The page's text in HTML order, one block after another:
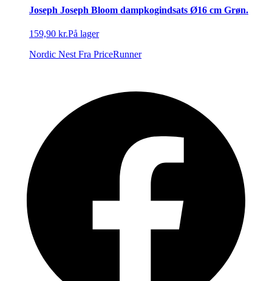
Joseph Joseph Bloom dampkogindsats Ø16 cm Grøn.
159,90 kr.På lager
Nordic Nest Fra PriceRunner